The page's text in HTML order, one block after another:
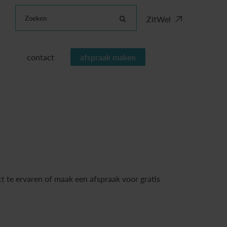
Zoeken ZitWel
contact afspraak maken
te ervaren of maak een afspraak voor gratis